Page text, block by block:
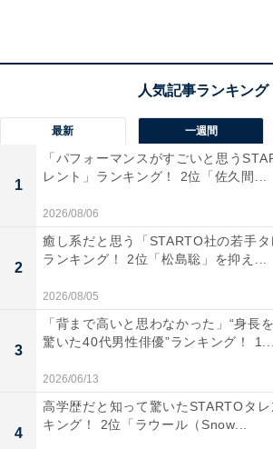
みんなが選ぶ8月20日の記念日1
置記念日」
みんなが選ぶ8月20日の記念日1位は
日でした。
回答者が選んだ理由には「今では当た
機の日とはすごいと思いました」（兵
性）、「信号機の日本における歴史の
た」（福島県、30代女性）、「車社会
信号機は無くならないですからね」（
性）といった言葉が並びました。
最新 一週間
1
「パフォーマンスがすごいと思う
レント」ランキング！ 2位「佐久間...
2026/08/06
2
癒し系だと思う「STARTO社の若手タ
ランキング！ 2位「松島聡」を抑え...
2026/08/05
3
「背まで高いと思わなかった」“身長
驚いた40代男性俳優”ランキング！ 1...
2026/06/13
4
高学歴だと知って驚いたSTARTOタレ
キング！ 2位「ラウール（Snow...